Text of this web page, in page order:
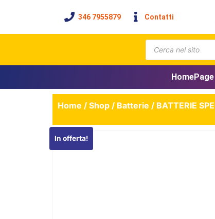
346 7955879 Contatti
HomePage
Home / Shop / Batterie / BATTERIE
In offerta!